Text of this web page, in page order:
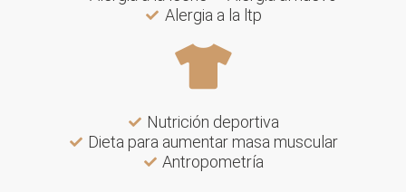
Alergia a la ltp
Nutrición deportiva
Dieta para aumentar masa muscular
Antropometría